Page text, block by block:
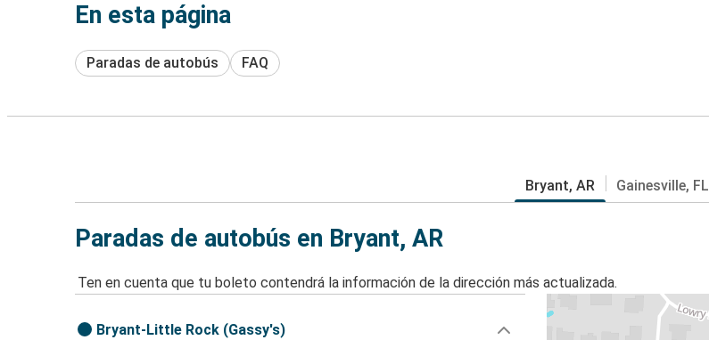
En esta página
Paradas de autobús FAQ
Bryant, AR Gainesville, FL
Paradas de autobús en Bryant, AR
Ten en cuenta que tu boleto contendrá la información de la dirección más actualizada.
Bryant-Little Rock (Gassy's)